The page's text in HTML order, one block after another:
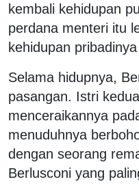
kembali kehidupan
perdana menteri itu
kehidupan
Selama hidupnya,
pasangan. Istri
menceraikannya
menuduhnya
dengan seorang
Berlusconi yang